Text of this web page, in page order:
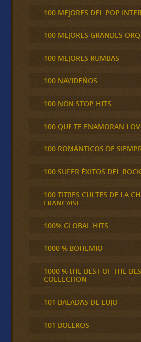
100 MEJORES DEL POP
100 MEJORES GRANDES
100 MEJORES RUMBAS
100 NAVIDEÑOS
100 NON STOP HITS
100 QUE TE ENAMORAN
100 ROMÁNTICOS DE
100 SUPER ÉXITOS DEL
100 TITRES CULTES DE LA
FRANCAISE
100% GLOBAL HITS
1000 % BOHEMIO
1000 % tHE BEST OF THE
COLLECTION
101 BALADAS DE LUJO
101 BOLEROS